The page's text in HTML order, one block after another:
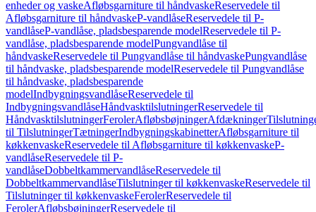
enheder og vaskeAfløbsgarniture til håndvaskeReservedele til
Afløbsgarniture til håndvaskeP-vandlåseReservedele til P-
vandlåseP-vandlåse, pladsbesparende modelReservedele til P-
vandlåse, pladsbesparende modelPungvandlåse til
håndvaskeReservedele til Pungvandlåse til håndvaskePungvandlåse
til håndvaske, pladsbesparende modelReservedele til Pungvandlåse
til håndvaske, pladsbesparende
modelIndbygningsvandlåseReservedele til
IndbygningsvandlåseHåndvasktilslutningerReservedele til
HåndvasktilslutningerFerolerAfløbsbøjningerAfdækninger
til TilslutningerTætningerIndbygningskabinetterAfløbsgarniture til
køkkenvaskeReservedele til Afløbsgarniture til køkkenvaskeP-
vandlåseReservedele til P-
vandlåseDobbeltkammervandlåseReservedele til
DobbeltkammervandlåseTilslutninger til køkkenvaskeReservedele til
Tilslutninger til køkkenvaskeFerolerReservedele til
FerolerAfløbsbøjningerReservedele til